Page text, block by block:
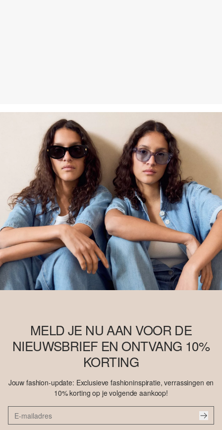
MELD JE NU AAN VOOR DE
NIEUWSBRIEF EN ONTVANG 10%
KORTING
Jouw fashion-update: Exclusieve fashioninspiratie, verrassingen en
10% korting op je volgende aankoop!